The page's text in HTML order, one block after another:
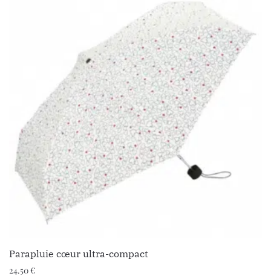
Parapluie cœur ultra-compact
24.50€